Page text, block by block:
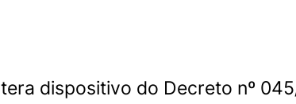
dispositivo do Decreto nº